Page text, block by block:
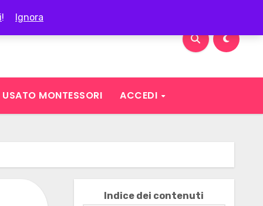
! Ignora
USATO MONTESSORI ACCEDI
Indice dei contenuti